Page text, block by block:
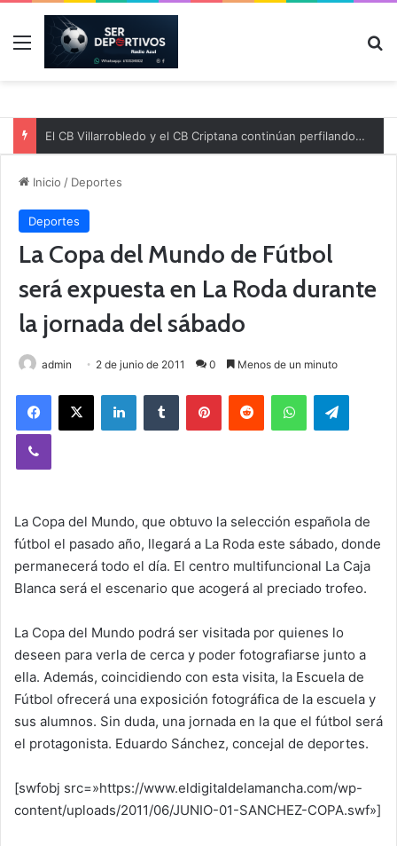
Menú
El CB Villarrobledo y el CB Criptana continúan perfilando sus plantillas
Inicio / Deportes
Deportes
La Copa del Mundo de Fútbol
será expuesta en La Roda durante
la jornada del sábado
admin 2 de junio de 2011 0 Menos de un minuto
La Copa del Mundo, que obtuvo la selección española de
fútbol el pasado año, llegará a La Roda este sábado, donde
permanecerá todo el día. El centro multifuncional La Caja
Blanca será el escenario que acogerá al preciado trofeo.
La Copa del Mundo podrá ser visitada por quienes lo
deseen para verla de cerca y poder fotografiarse junto a
ella. Además, coincidiendo con esta visita, la Escuela de
Fútbol ofrecerá una exposición fotográfica de la escuela y
sus alumnos. Sin duda, una jornada en la que el fútbol será
el protagonista. Eduardo Sánchez, concejal de deportes.
[swfobj src=»https://www.eldigitaldelamancha.com/wp-
content/uploads/2011/06/JUNIO-01-SANCHEZ-COPA.swf»]